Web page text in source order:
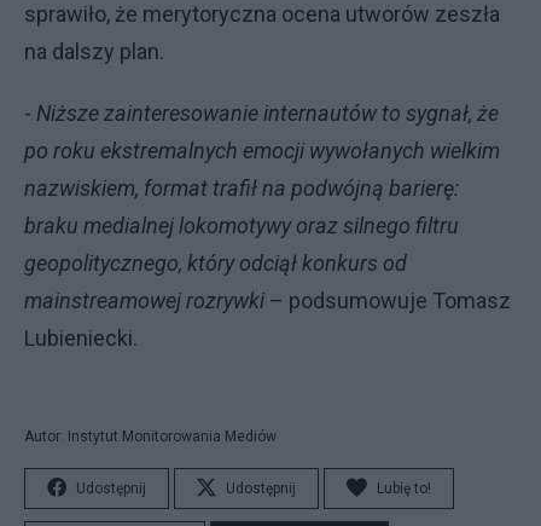
sprawiło, że merytoryczna ocena utworów zeszła
na dalszy plan.
- Niższe zainteresowanie internautów to sygnał, że
po roku ekstremalnych emocji wywołanych wielkim
nazwiskiem, format trafił na podwójną barierę:
braku medialnej lokomotywy oraz silnego filtru
geopolitycznego, który odciął konkurs od
mainstreamowej rozrywki – podsumowuje Tomasz
Lubieniecki.
Autor: Instytut Monitorowania Mediów
Udostępnij Udostępnij Lubię to!